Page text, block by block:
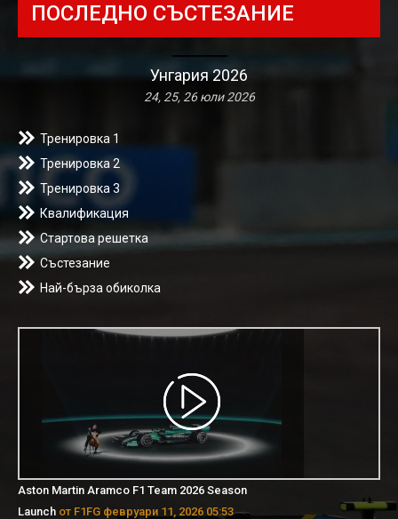
ПОСЛЕДНО СЪСТЕЗАНИЕ
Унгария 2026
24, 25, 26 юли 2026
Тренировка 1
Тренировка 2
Тренировка 3
Квалификация
Стартова решетка
Състезание
Най-бърза обиколка
Aston Martin Aramco F1 Team 2026 Season
Launch от F1FG февруари 11, 2026 05:53